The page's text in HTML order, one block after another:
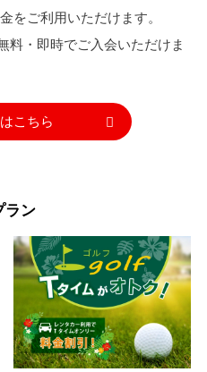
をご利用いただけます。
料・即時でご入会いただけま
こちら
ラン